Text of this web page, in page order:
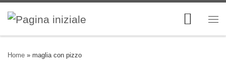
Skip to content
Home » maglia con pizzo